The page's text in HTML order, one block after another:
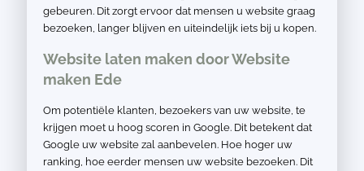
gebeuren. Dit zorgt ervoor dat mensen u website graag
bezoeken, langer blijven en uiteindelijk iets bij u kopen.
Website laten maken door Website
maken Ede
Om potentiële klanten, bezoekers van uw website, te
krijgen moet u hoog scoren in Google. Dit betekent dat
Google uw website zal aanbevelen. Hoe hoger uw
ranking, hoe eerder mensen uw website bezoeken. Dit